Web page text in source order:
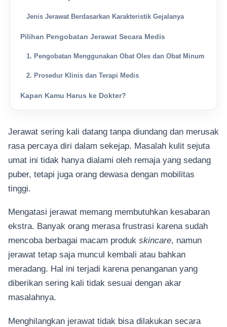
Jenis Jerawat Berdasarkan Karakteristik Gejalanya
Pilihan Pengobatan Jerawat Secara Medis
1. Pengobatan Menggunakan Obat Oles dan Obat Minum
2. Prosedur Klinis dan Terapi Medis
Kapan Kamu Harus ke Dokter?
Jerawat sering kali datang tanpa diundang dan merusak
rasa percaya diri dalam sekejap. Masalah kulit sejuta
umat ini tidak hanya dialami oleh remaja yang sedang
puber, tetapi juga orang dewasa dengan mobilitas
tinggi.
Mengatasi jerawat memang membutuhkan kesabaran
ekstra. Banyak orang merasa frustrasi karena sudah
mencoba berbagai macam produk skincare, namun
jerawat tetap saja muncul kembali atau bahkan
meradang. Hal ini terjadi karena penanganan yang
diberikan sering kali tidak sesuai dengan akar
masalahnya.
Menghilangkan jerawat tidak bisa dilakukan secara